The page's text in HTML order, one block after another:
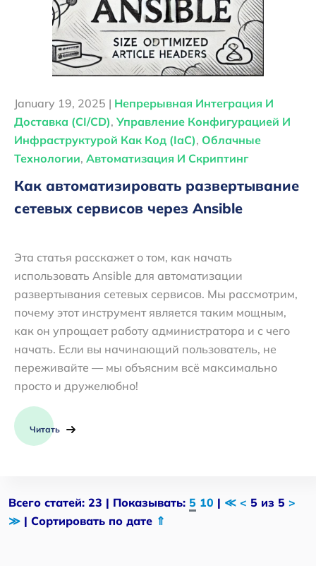
January 19, 2025 | Непрерывная Интеграция И
Доставка (CI/CD), Управление Конфигурацией И
Инфраструктурой Как Код (IaC), Облачные
Технологии, Автоматизация И Скриптинг
Как автоматизировать развертывание
сетевых сервисов через Ansible
Эта статья расскажет о том, как начать
использовать Ansible для автоматизации
развертывания сетевых сервисов. Мы рассмотрим,
почему этот инструмент является таким мощным,
как он упрощает работу администратора и с чего
начать. Если вы начинающий пользователь, не
переживайте — мы объясним всё максимально
просто и дружелюбно!
Читать
Всего статей: 23 | Показывать: 5 10 | ≪ < 5 из 5 >
≫ | Сортировать по дате ⇑